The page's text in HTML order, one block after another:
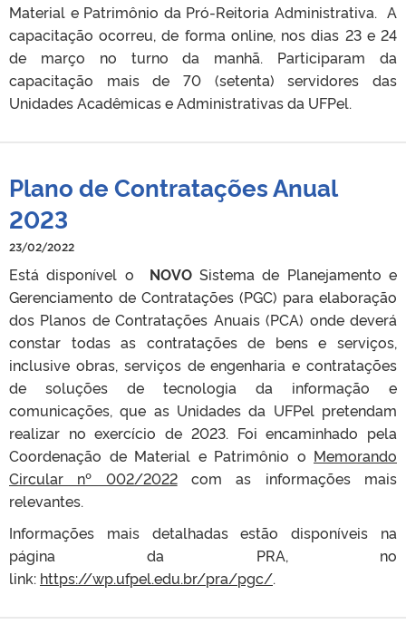
Material e Patrimônio da Pró-Reitoria Administrativa. A
capacitação ocorreu, de forma online, nos dias 23 e 24
de março no turno da manhã. Participaram da
capacitação mais de 70 (setenta) servidores das
Unidades Acadêmicas e Administrativas da UFPel.
Plano de Contratações Anual
2023
23/02/2022
Está disponível o NOVOSistema de Planejamento e
Gerenciamento de Contratações (PGC) para elaboração
dos Planos de Contratações Anuais (PCA) onde deverá
constar todas as contratações de bens e serviços,
inclusive obras, serviços de engenharia e contratações
de soluções de tecnologia da informação e
comunicações, que as Unidades da UFPel pretendam
realizar no exercício de 2023. Foi encaminhado pela
Coordenação de Material e Patrimônio o Memorando
Circular nº 002/2022com as informações mais
relevantes.
Informações mais detalhadas estão disponíveis na
página da PRA, no
link: https://wp.ufpel.edu.br/pra/pgc/.